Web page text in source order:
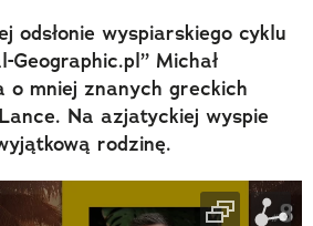
odsłonie wyspiarskiego cyklu
Geographic.pl” Michał
o mniej znanych greckich
Na azjatyckiej wyspie
rodzinę.